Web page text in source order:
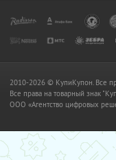
2010-2026 © КупиКупон. Все
Все права на товарный знак
OOO «Агентство цифровых